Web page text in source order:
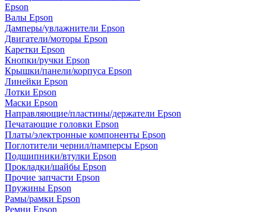
Epson
Валы Epson
Дамперы/увлажнители Epson
Двигатели/моторы Epson
Каретки Epson
Кнопки/ручки Epson
Крышки/панели/корпуса Epson
Линейки Epson
Лотки Epson
Маски Epson
Направляющие/пластины/держатели Epson
Печатающие головки Epson
Платы/электронные компоненты Epson
Поглотители чернил/памперсы Epson
Подшипники/втулки Epson
Прокладки/шайбы Epson
Прочие запчасти Epson
Пружины Epson
Рамы/рамки Epson
Ремни Epson